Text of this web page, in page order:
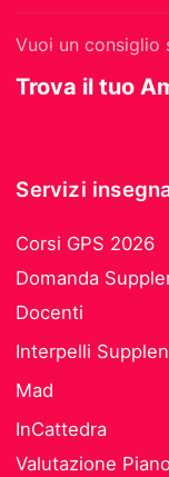
Vuoi un consiglio
Trova il tuo
Servizi
Corsi GPS 2026
Domanda
Docenti
Interpelli
Mad
InCattedra
Valutazione